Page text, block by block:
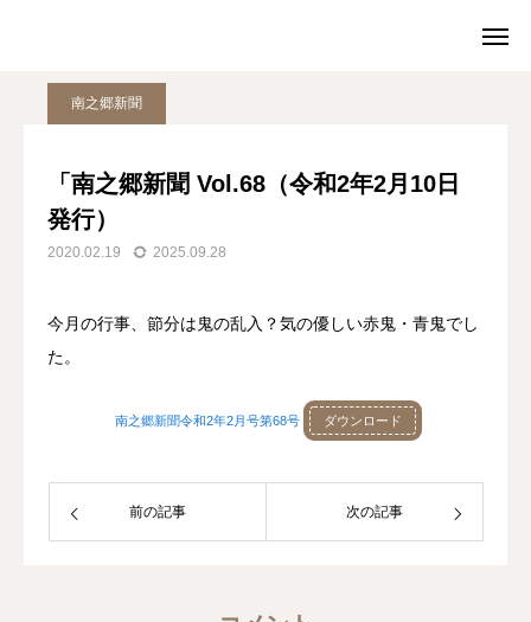
「南之郷新聞 Vol.68（令和2年2月10日 発行）
南之郷新聞
「南之郷新聞 Vol.68（令和2年2月10日
発行）
2020.02.19 2025.09.28
今月の行事、節分は鬼の乱入？気の優しい赤鬼・青鬼でし
た。
南之郷新聞令和2年2月号第68号 ダウンロード
前の記事 次の記事
施設案内
お問い合わせ